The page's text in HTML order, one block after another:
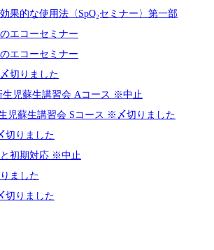
果的な使用法〈SpO₂セミナー〉第一部
エコーセミナー
エコーセミナー
切りました
生児蘇生講習会 Aコース ※中止
児蘇生講習会 Sコース ※〆切りました
切りました
と初期対応 ※中止
ました
切りました